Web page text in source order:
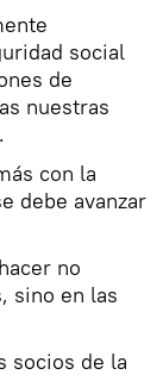
social
de
nuestras
con la
debe avanzar
no
sino en las
socios de la